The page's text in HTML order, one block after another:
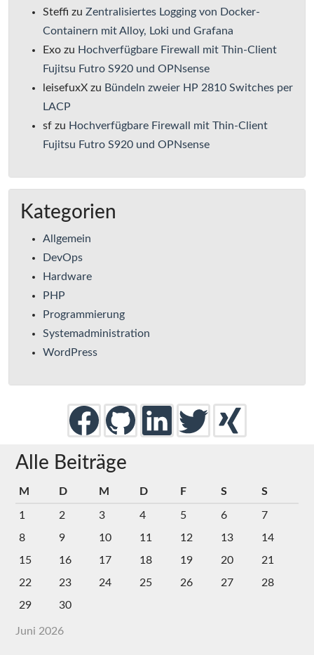
Steffi zu Zentralisiertes Logging von Docker-
Containern mit Alloy, Loki und Grafana
Exo zu Hochverfügbare Firewall mit Thin-Client
Fujitsu Futro S920 und OPNsense
leisefuxX zu Bündeln zweier HP 2810 Switches per
LACP
sf zu Hochverfügbare Firewall mit Thin-Client
Fujitsu Futro S920 und OPNsense
Kategorien
Allgemein
DevOps
Hardware
PHP
Programmierung
Systemadministration
WordPress
Alle Beiträge
Juni 2026
M D M D F S S
1 2 3 4 5 6
7
8
9 10 11 12 13
14
15
16 17 18 19 20
21
22
23 24 25 26 27
28
29
30